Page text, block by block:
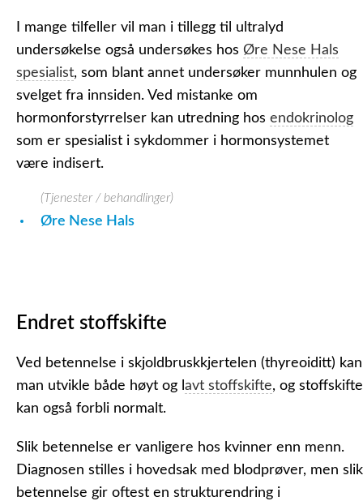
I mange tilfeller vil man i tillegg til ultralyd
undersøkelse også undersøkes hos Øre Nese Hals
spesialist, som blant annet undersøker munnhulen og
svelget fra innsiden. Ved mistanke om
hormonforstyrrelser kan utredning hos endokrinolog
som er spesialist i sykdommer i hormonsystemet
være indisert.
(Tjenester / behandlinger)
Øre Nese Hals
Endret stoffskifte
Ved betennelse i skjoldbruskkjertelen (thyreoiditt) kan
man utvikle både høyt og l avt stoffskifte, og stoffskifte
kan også forbli normalt.
Slik betennelse er vanligere hos kvinner enn menn.
Diagnosen stilles i hovedsak med blodprøver, men slik
betennelse gir oftest en strukturendring i